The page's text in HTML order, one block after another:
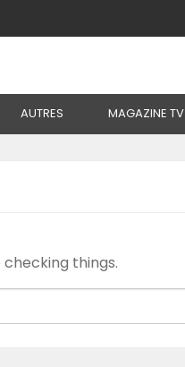
AUTRES MAGAZINE TV
checking things.